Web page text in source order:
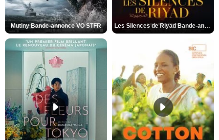
Mutiny Bande-annonce VO STFR Les Silences de Riyad Bande-annonce VO STFR